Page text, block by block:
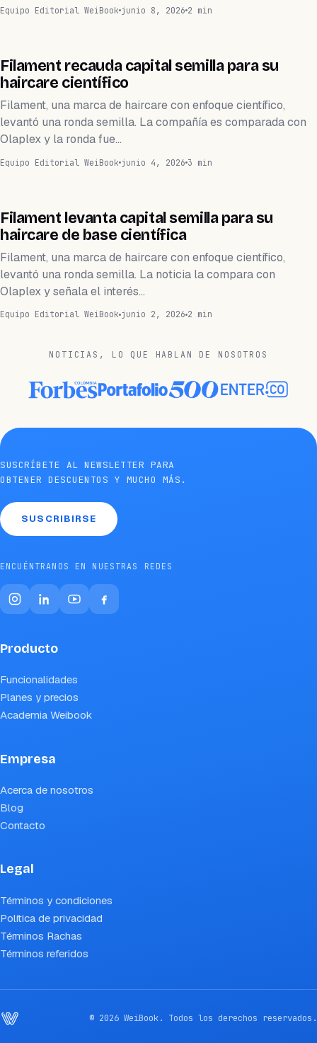
Equipo Editorial WeiBook junio 8, 2026 2 min
FINANZAS
Filament recauda capital semilla para su
haircare científico
Filament, una marca de haircare con enfoque científico,
levantó una ronda semilla. La compañía es comparada con
Olaplex y la ronda fue…
Equipo Editorial WeiBook junio 4, 2026 3 min
FINANZAS
Filament levanta capital semilla para su
haircare de base científica
Filament, una marca de haircare con enfoque científico,
levantó una ronda semilla. La noticia la compara con
Olaplex y señala el interés…
Equipo Editorial WeiBook junio 2, 2026 2 min
NOTICIAS, LO QUE HABLAN DE NOSOTROS
SUSCRÍBETE AL NEWSLETTER PARA
OBTENER DESCUENTOS Y MUCHO MÁS.
SUSCRIBIRSE
ENCUÉNTRANOS EN NUESTRAS REDES
Producto
Funcionalidades
Planes y precios
Academia Weibook
Empresa
Acerca de nosotros
Blog
Contacto
Legal
Términos y condiciones
Política de privacidad
Términos Rachas
Términos referidos
© 2026 WeiBook. Todos los derechos reservados.